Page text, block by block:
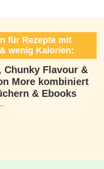
für Rezepte mit
wenig Kalorien:
Chunky Flavour &
More kombiniert
& Ebooks